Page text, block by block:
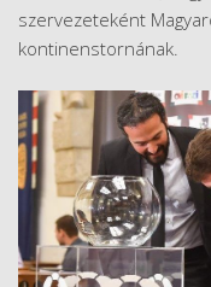
szervezeteként
kontinenstornának.